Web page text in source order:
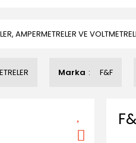
AMPERMETRELER VE
Marka F&F